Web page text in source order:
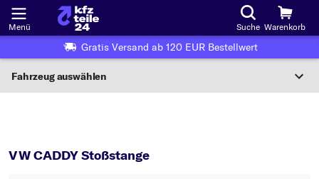
Menü Suche Warenkorb
Gratis Versand ab 120 EUR Bestellwert
Fahrzeug auswählen
Wo finde ich die?
VW CADDY Stoßstange